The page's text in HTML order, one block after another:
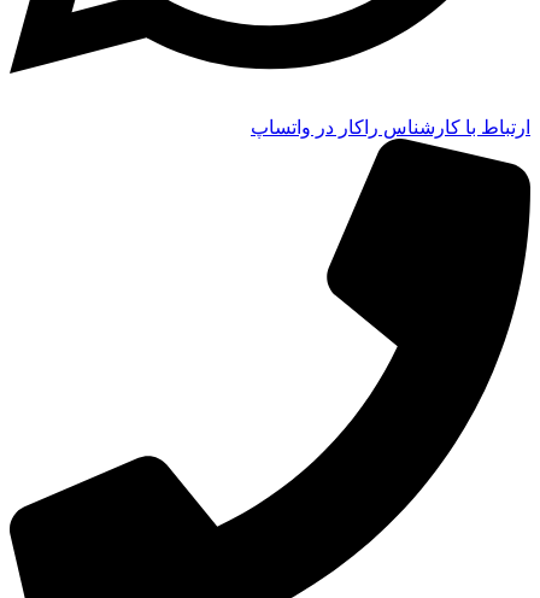
ارتباط با کارشناس راکار در واتساپ